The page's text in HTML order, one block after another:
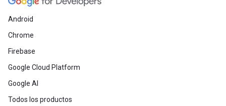
Android
Chrome
Firebase
Google Cloud Platform
Google AI
Todos los productos